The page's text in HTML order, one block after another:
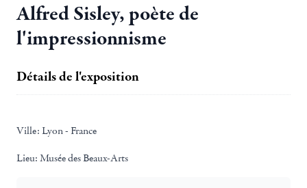
Alfred Sisley, poète de
l'impressionnisme
Détails de l'exposition
Ville: Lyon - France
Lieu: Musée des Beaux-Arts